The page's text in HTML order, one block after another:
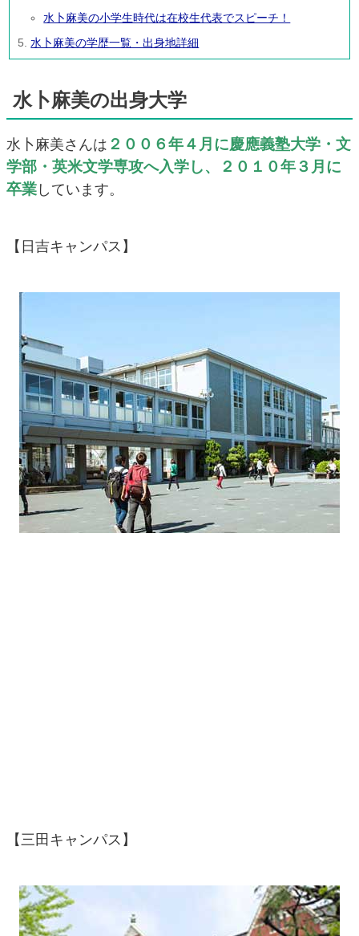
水卜麻美の小学生時代は在校生代表でスピーチ！
水卜麻美の学歴一覧・出身地詳細
水卜麻美の出身大学
水卜麻美さんは ２００６年４月に慶應義塾大学・文
学部・英米文学専攻へ入学し、２０１０年３月に
卒業 しています。
【日吉キャンパス】
【三田キャンパス】